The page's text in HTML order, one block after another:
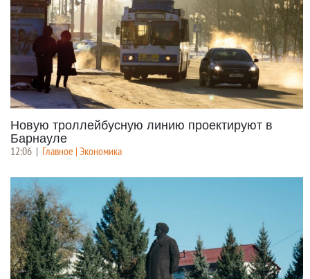
Новую троллейбусную линию проектируют в
Барнауле
12:06 | Главное | Экономика